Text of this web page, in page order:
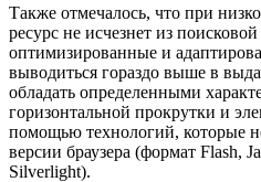
Также отмечалось, что при
ресурс не исчезнет из
оптимизированные и
выводиться гораздо выше в
обладать определенными
горизонтальной прокрутки и
помощью технологий, которые
версии браузера (формат Flash,
Silverlight).